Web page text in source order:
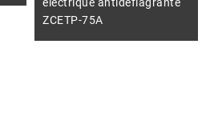
ZCETP-75A